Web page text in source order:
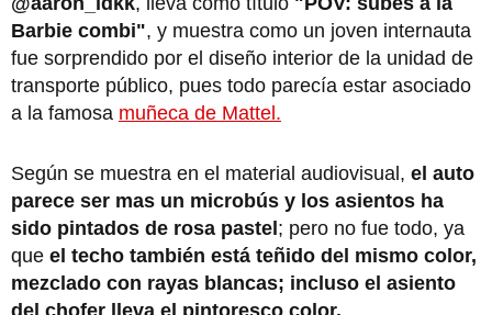
Barbie combi", y muestra como un joven internauta
fue sorprendido por el diseño interior de la unidad de
transporte público, pues todo parecía estar asociado
a la famosa muñeca de Mattel.
Según se muestra en el material audiovisual, el auto
parece ser mas un microbús y los asientos ha
sido pintados de rosa pastel; pero no fue todo, ya
que el techo también está teñido del mismo color,
mezclado con rayas blancas; incluso el asiento
del chofer lleva el pintoresco color.